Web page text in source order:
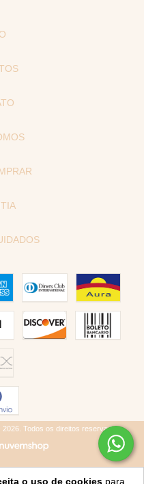
o uso de cookies para
2026. Todos os direitos reservados.